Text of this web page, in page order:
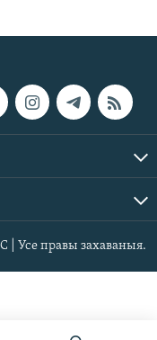
| Усе правы захаваныя.